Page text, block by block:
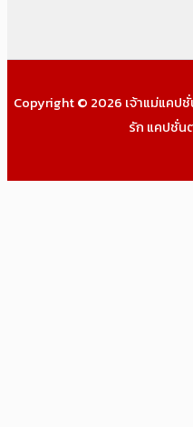
Copyright © 2026 เจ้าแม่แคป
รัก แคปชั่น